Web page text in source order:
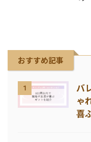
おすすめ記事
1
バ
ゃ
喜